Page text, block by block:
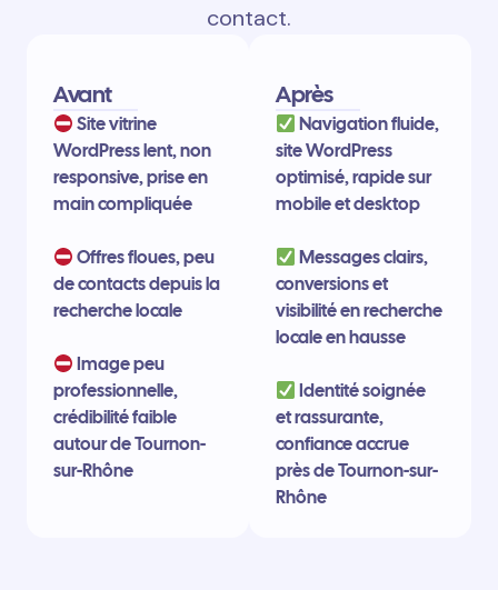
contact.
Avant
Site vitrine
WordPress lent, non
responsive, prise en
main compliquée
Offres floues, peu
de contacts depuis la
recherche locale
Image peu
professionnelle,
crédibilité faible
autour de Tournon-
sur-Rhône
Après
Navigation fluide,
site WordPress
optimisé, rapide sur
mobile et desktop
Messages clairs,
conversions et
visibilité en recherche
locale en hausse
Identité soignée
et rassurante,
confiance accrue
près de Tournon-sur-
Rhône